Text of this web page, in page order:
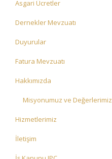
Asgari Ücretler
Dernekler Mevzuatı
Duyurular
Fatura Mevzuatı
Hakkımızda
Misyonumuz ve Değerlerimiz
Hizmetlerimiz
İletişim